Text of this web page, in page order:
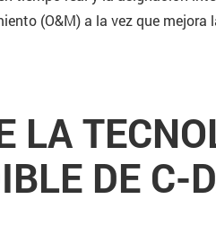
(O&M) a la vez que mejora
LA
DE C-